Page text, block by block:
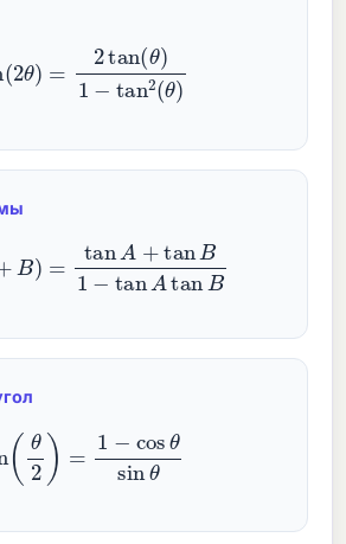
θ)1−tan
tan B1 − tanA tan
θ 2 )= cos sinθ